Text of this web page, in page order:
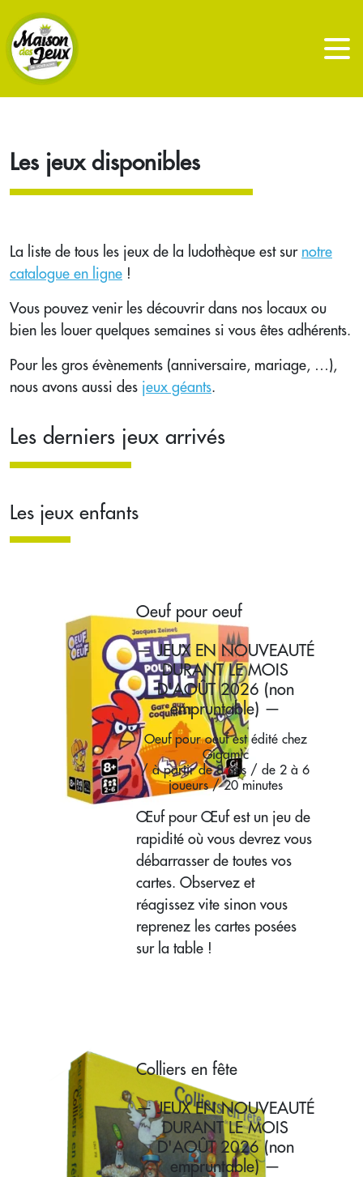
Les jeux disponibles
La liste de tous les jeux de la ludothèque est sur notre
catalogue en ligne !
Vous pouvez venir les découvrir dans nos locaux ou
bien les louer quelques semaines si vous êtes adhérents.
Pour les gros évènements (anniversaire, mariage, …),
nous avons aussi des jeux géants.
Les derniers jeux arrivés
Les jeux enfants
Oeuf pour oeuf
— JEUX EN NOUVEAUTÉ
DURANT LE MOIS
D'AOÛT 2026 (non
empruntable) —
Oeuf pour oeuf est édité chez
Gigamic
/ à partir de 8 ans / de 2 à 6
joueurs / 20 minutes
Œuf pour Œuf est un jeu de
rapidité où vous devrez vous
débarrasser de toutes vos
cartes. Observez et
réagissez vite sinon vous
reprenez les cartes posées
sur la table !
Colliers en fête
— JEUX EN NOUVEAUTÉ
DURANT LE MOIS
D'AOÛT 2026 (non
empruntable) —